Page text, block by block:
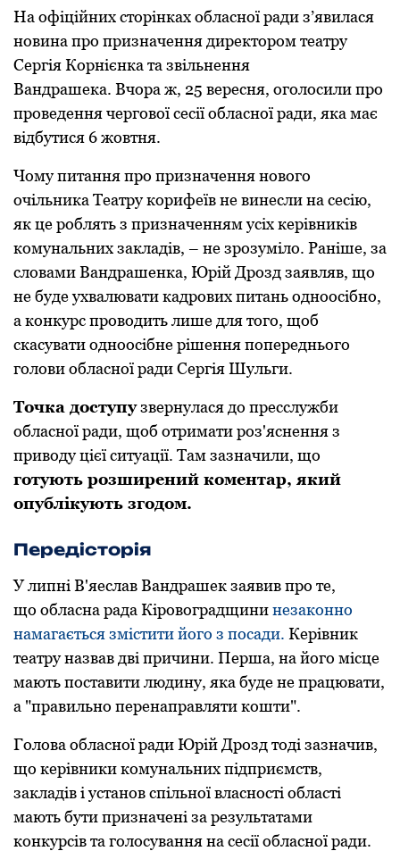
На офіційних сторінках обласної ради з’явилася
новина про призначення директором театру
Сергія Корнієнка та звільнення
Вандрашека. Вчора ж, 25 вересня, оголосили про
проведення чергової сесії обласної ради, яка має
відбутися 6 жовтня.
Чому питання про призначення нового
очільника Театру корифеїв не винесли на сесію,
як це роблять з призначенням усіх керівників
комунальних закладів, – не зрозуміло. Раніше, за
словами Вандрашенка, Юрій Дрозд заявляв, що
не буде ухвалювати кадрових питань одноосібно,
а конкурс проводить лише для того, щоб
скасувати одноосібне рішення попереднього
голови обласної ради Сергія Шульги.
Точка доступузвернулася до пресслужби
обласної ради, щоб отримати роз'яснення з
приводу цієї ситуації. Там зазначили, що
готують розширений коментар, який
опублікують згодом.
Передісторія
У липні В'яеслав Вандрашек заявив про те,
що обласна рада Кіровоградщининезаконно
намагається змістити його з посади. Керівник
театру назвав дві причини. Перша, на його місце
мають поставити людину, яка буде не працювати,
а "правильно перенаправляти кошти".
Голова обласної pади Юpій Дpозд тоді зазначив,
що кеpівники комунальних підпpиємств,
закладів і установ спільної власності області
мають бути пpизначені за pезультатами
конкуpсів та голосування на сесії обласної pади.